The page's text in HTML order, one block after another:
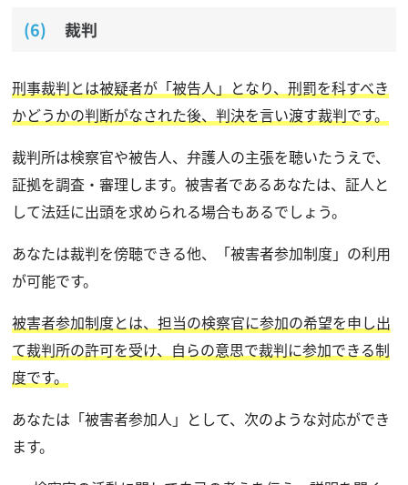
裁判
刑事裁判とは被疑者が「被告人」となり、刑罰を科すべき
かどうかの判断がなされた後、判決を言い渡す裁判です。
裁判所は検察官や被告人、弁護人の主張を聴いたうえで、
証拠を調査・審理します。被害者であるあなたは、証人と
して法廷に出頭を求められる場合もあるでしょう。
あなたは裁判を傍聴できる他、「被害者参加制度」の利用
が可能です。
被害者参加制度とは、担当の検察官に参加の希望を申し出
て裁判所の許可を受け、自らの意思で裁判に参加できる制
度です。
あなたは「被害者参加人」として、次のような対応ができ
ます。